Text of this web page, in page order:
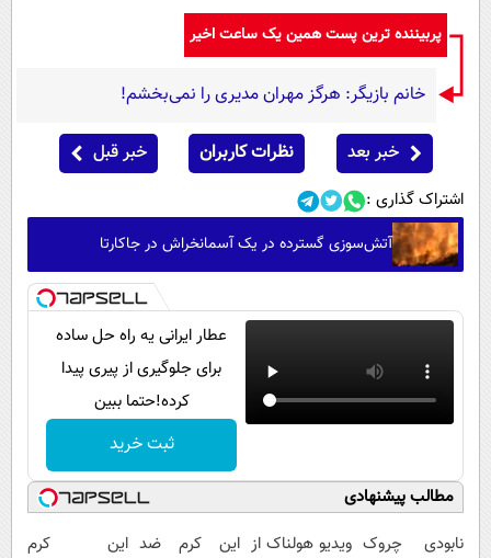
پربیننده ترین پست همین یک ساعت اخیر
خانم بازیگر: هرگز مهران مدیری را نمی‌بخشم!
خبر بعد نظرات کاربران خبر قبل
اشتراک گذاری :
آتش‌سوزی گسترده در یک آسمانخراش در جاکارتا
عطار ایرانی یه راه حل ساده
برای جلوگیری از پیری پیدا
کرده!حتما ببین
ثبت خرید
مطالب پیشنهادی
نابودی چروک ویدیو هولناک از این کرم ضد این کرم